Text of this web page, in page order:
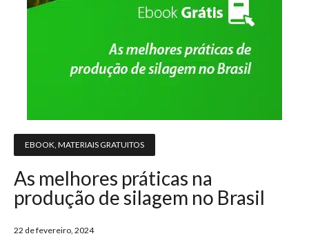
EBOOK MATERIAIS GRATUITOS
As melhores práticas na
produção de silagem no Brasil
22 de fevereiro, 2024